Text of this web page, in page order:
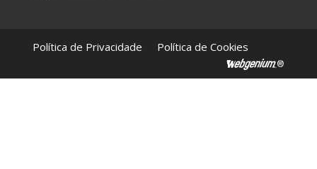
Política de Privacidade Política de Cookies